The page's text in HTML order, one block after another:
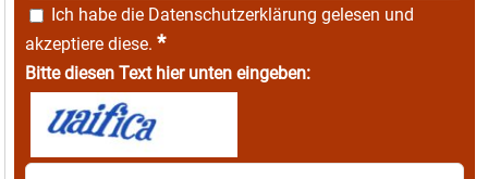
Ich habe die Datenschutzerklärung gelesen und
akzeptiere diese. *
Bitte diesen Text hier unten eingeben: